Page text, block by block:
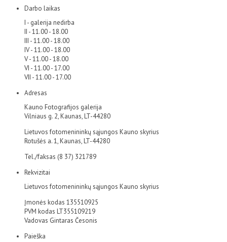
Darbo laikas
I - galerija nedirba
II - 11.00 - 18.00
III - 11.00 - 18.00
IV - 11.00 - 18.00
V - 11.00 - 18.00
VI - 11.00 - 17.00
VII - 11.00 - 17.00
Adresas
Kauno Fotografijos galerija
Vilniaus g. 2, Kaunas, LT-44280
Lietuvos fotomenininkų sąjungos Kauno skyrius
Rotušės a. 1, Kaunas, LT-44280
Tel./faksas (8 37) 321789
Rekvizitai
Lietuvos fotomenininkų sąjungos Kauno skyrius
Įmonės kodas 135510925
PVM kodas LT355109219
Vadovas Gintaras Česonis
Paieška